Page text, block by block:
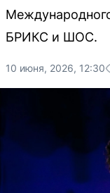
БРИКС и ШОС.
10 июня, 2026, 12:30